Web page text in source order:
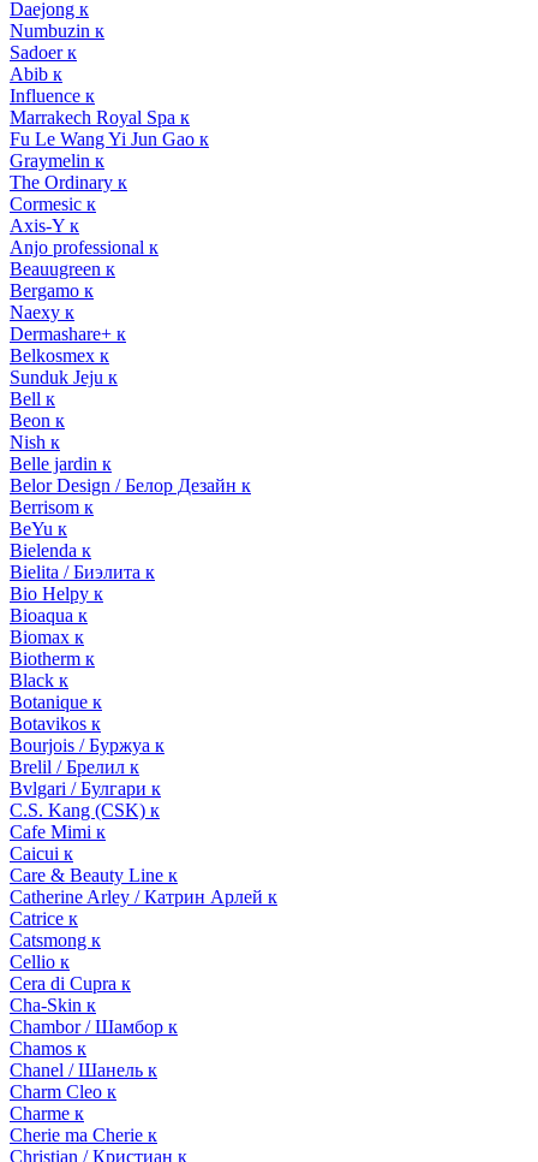
Daejong к
Numbuzin к
Sadoer к
Abib к
Influence к
Marrakech Royal Spa к
Fu Le Wang Yi Jun Gao к
Graymelin к
The Ordinary к
Cormesic к
Axis-Y к
Anjo professional к
Beauugreen к
Bergamo к
Naexy к
Dermashare+ к
Belkosmex к
Sunduk Jeju к
Bell к
Beon к
Nish к
Belle jardin к
Belor Design / Белор Дезайн к
Berrisom к
BeYu к
Bielenda к
Bielita / Биэлита к
Bio Helpy к
Bioaqua к
Biomax к
Biotherm к
Black к
Botanique к
Botavikos к
Bourjois / Буржуа к
Brelil / Брелил к
Bvlgari / Булгари к
C.S. Kang (CSK) к
Cafe Mimi к
Caicui к
Care & Beauty Line к
Catherine Arley / Катрин Арлей к
Catrice к
Catsmong к
Cellio к
Cera di Cupra к
Cha-Skin к
Chambor / Шамбор к
Chamos к
Chanel / Шанель к
Charm Cleo к
Charme к
Cherie ma Cherie к
Christian / Кристиан к